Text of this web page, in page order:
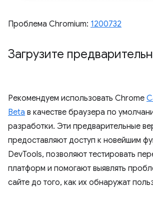
Проблема Chromium: 1200732
Загрузите
Рекомендуем использовать Chrome
Beta в качестве браузера по
разработки. Эти предварительные
предоставляют доступ к новейшим
DevTools, позволяют тестировать
платформ и помогают выявлять
сайте до того, как их обнаружат